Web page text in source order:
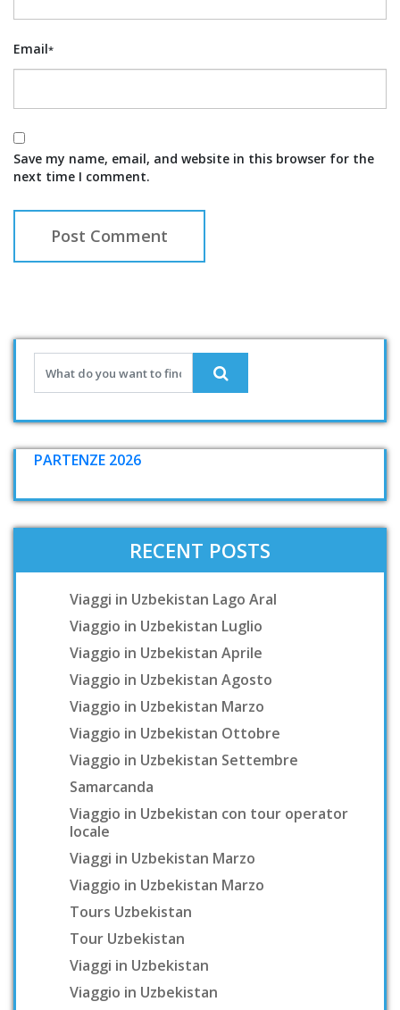
Email*
Save my name, email, and website in this browser for the
next time I comment.
PARTENZE 2026
RECENT POSTS
Viaggi in Uzbekistan Lago Aral
Viaggio in Uzbekistan Luglio
Viaggio in Uzbekistan Aprile
Viaggio in Uzbekistan Agosto
Viaggio in Uzbekistan Marzo
Viaggio in Uzbekistan Ottobre
Viaggio in Uzbekistan Settembre
Samarcanda
Viaggio in Uzbekistan con tour operator
locale
Viaggi in Uzbekistan Marzo
Viaggio in Uzbekistan Marzo
Tours Uzbekistan
Tour Uzbekistan
Viaggi in Uzbekistan
Viaggio in Uzbekistan